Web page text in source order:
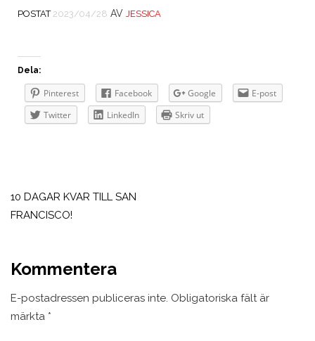
POSTAT 2023/04/28 AV JESSICA
Dela:
Pinterest Facebook Google
E-post
Twitter
LinkedIn Skriv ut
10 DAGAR KVAR TILL SAN
FRANCISCO!
Kommentera
E-postadressen publiceras inte. Obligatoriska fält är
märkta *